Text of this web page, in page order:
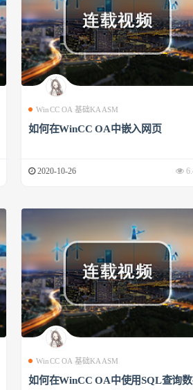
WinCC OA 基础KAASM
如何在WinCC OA中嵌入网页
2020-10-26
WinCC OA 基础KAASM
如何在WinCC OA中使用SQL查询